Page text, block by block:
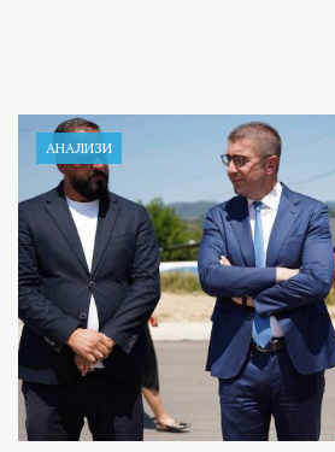
АНАЛИЗИ